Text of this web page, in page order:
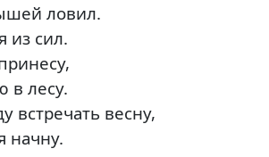
ловил.
из сил.
в лесу.
встречать весну,
начну.